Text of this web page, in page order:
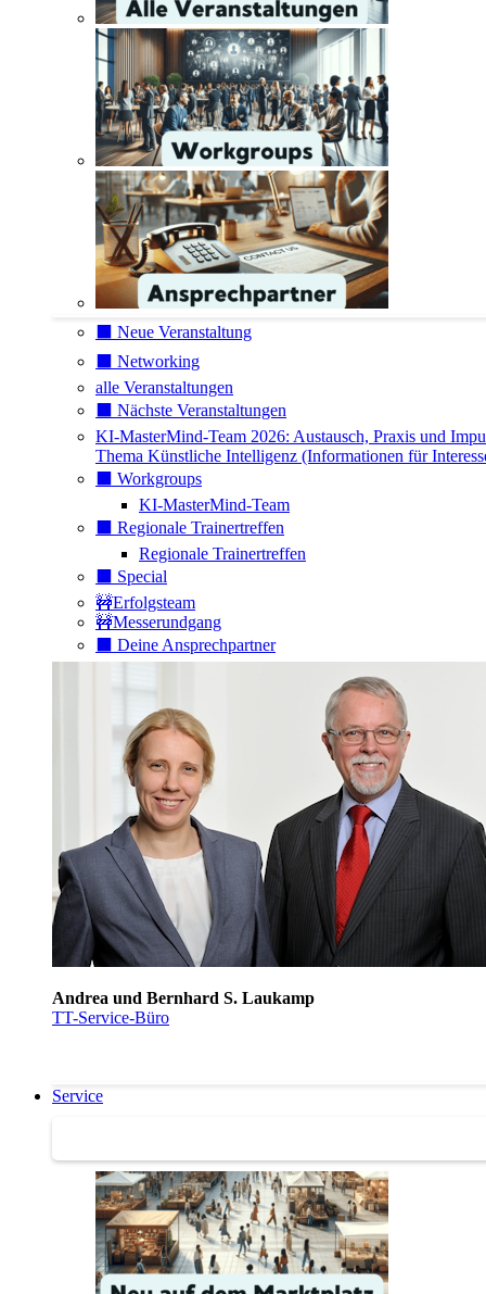
⬛️ Neue Veranstaltung
⬛️ Networking
alle Veranstaltungen
⬛️ Nächste Veranstaltungen
KI-MasterMind-Team 2026: Austausch, Praxis und
Thema Künstliche Intelligenz (Informationen für
⬛️ Workgroups
KI-MasterMind-Team
⬛️ Regionale Trainertreffen
Regionale Trainertreffen
⬛️ Special
🚧Erfolgsteam
🚧Messerundgang
⬛️ Deine Ansprechpartner
Andrea und Bernhard S. Laukamp
TT-Service-Büro
Service